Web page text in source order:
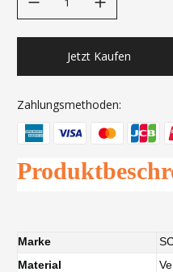
Jetzt Kaufen
Zahlungsmethoden:
Marke
Material